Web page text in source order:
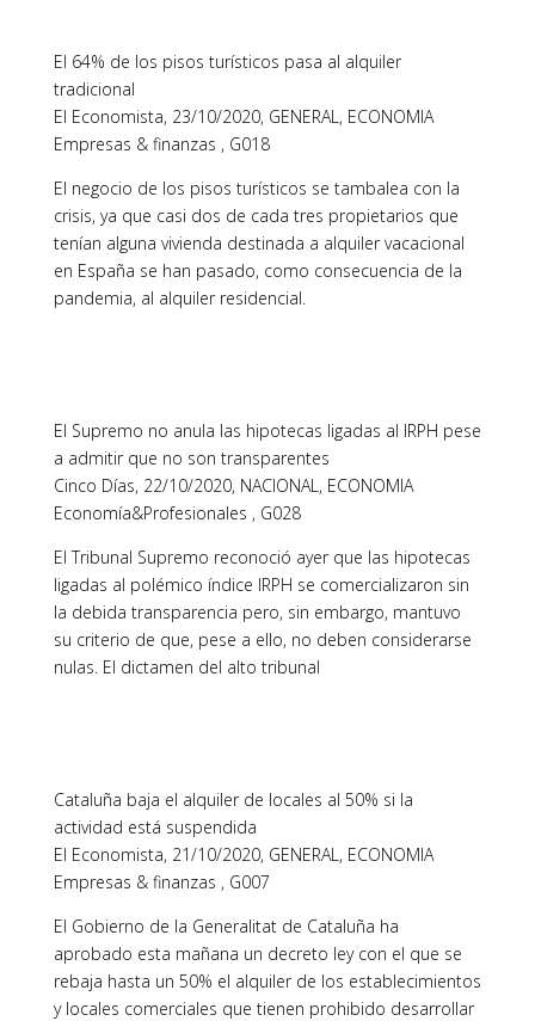
El 64% de los pisos turísticos pasa al alquiler
tradicional
El Economista, 23/10/2020, GENERAL, ECONOMIA
Empresas & finanzas , G018
El negocio de los pisos turísticos se tambalea con la
crisis, ya que casi dos de cada tres propietarios que
tenían alguna vivienda destinada a alquiler vacacional
en España se han pasado, como consecuencia de la
pandemia, al alquiler residencial.
El Supremo no anula las hipotecas ligadas al IRPH pese
a admitir que no son transparentes
Cinco Días, 22/10/2020, NACIONAL, ECONOMIA
Economía&Profesionales , G028
El Tribunal Supremo reconoció ayer que las hipotecas
ligadas al polémico índice IRPH se comercializaron sin
la debida transparencia pero, sin embargo, mantuvo
su criterio de que, pese a ello, no deben considerarse
nulas. El dictamen del alto tribunal
Cataluña baja el alquiler de locales al 50% si la
actividad está suspendida
El Economista, 21/10/2020, GENERAL, ECONOMIA
Empresas & finanzas , G007
El Gobierno de la Generalitat de Cataluña ha
aprobado esta mañana un decreto ley con el que se
rebaja hasta un 50% el alquiler de los establecimientos
y locales comerciales que tienen prohibido desarrollar